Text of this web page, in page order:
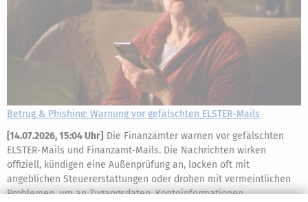
Betrug & Phishing: Warnung vor gefälschten ELSTER-Mails
[14.07.2026, 15:04 Uhr] Die Finanzämter warnen vor gefälschten
ELSTER-Mails und Finanzamt-Mails. Die Nachrichten wirken
offiziell, kündigen eine Außenprüfung an, locken oft mit
angeblichen Steuererstattungen oder drohen mit vermeintlichen
Problemen, um an Zugangsdaten, Kontoinformationen